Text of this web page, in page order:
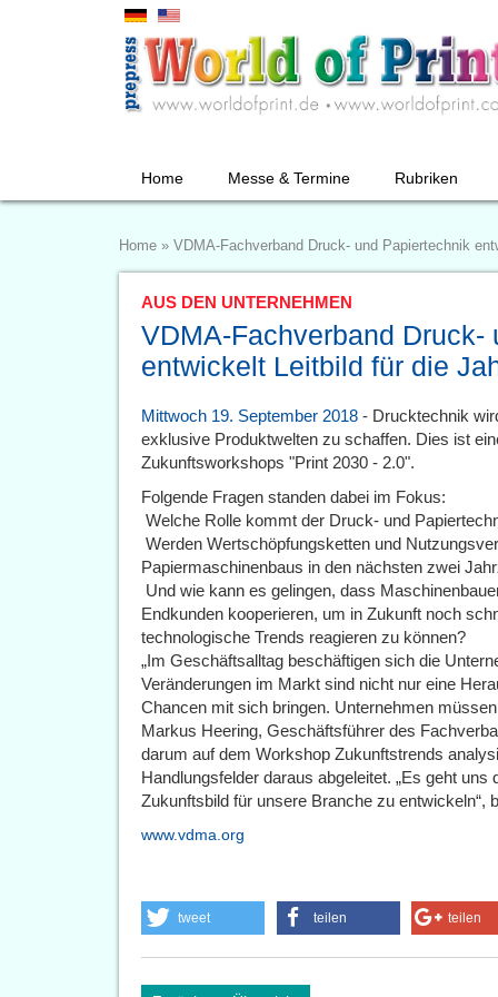
Home Messe & Termine Rubriken
Home » VDMA-Fachverband Druck- und Papiertechnik
AUS DEN UNTERNEHMEN
VDMA-Fachverband Druck-
entwickelt Leitbild für die
Mittwoch 19. September 2018 - Drucktechnik
exklusive Produktwelten zu schaffen. Dies ist
Zukunftsworkshops "Print 2030 - 2.0".
Folgende Fragen standen dabei im Fokus:
 Welche Rolle kommt der Druck- und
 Werden Wertschöpfungsketten und
Papiermaschinenbaus in den nächsten zwei
 Und wie kann es gelingen, dass
Endkunden kooperieren, um in Zukunft noch
technologische Trends reagieren zu können?
„Im Geschäftsalltag beschäftigen sich die
Veränderungen im Markt sind nicht nur eine
Chancen mit sich bringen. Unternehmen
Markus Heering, Geschäftsführer des
darum auf dem Workshop Zukunftstrends
Handlungsfelder daraus abgeleitet. „Es geht
Zukunftsbild für unsere Branche zu entwickeln“,
www.vdma.org
tweet teilen teilen